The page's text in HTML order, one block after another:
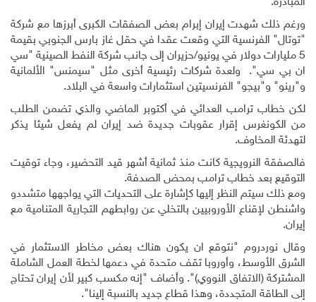
ورغم ذلك شهدت إيران إبرام بعض الصفقات الكبرى أبرزها مع شركة
"توتال" الفرنسية التي وقعت عقدا في حقل غاز بارس الجنوبي بقيمة
5 مليارات دولار في يونيو/حزيران إلى جانب شركة النفط الصينية "سي
ان بي سي". ولعدة شركات رئيسية أخرى مثل "سيمنس" الألمانية
و"رينو" و"بيجو" الفرنسيتين استثمارات واسعة في البلاد.
لكن خطاب ترامب العدائي في أكتوبر الماضي والذي تضمن الطلب
من الكونغرس إقرار عقوبات جديدة ضد إيران لم يفعل شيئا يذكر
لتهدئة المخاوف.
فالصفقة النرويجية كانت منذ ثمانية أشهر قيد التحضير، وجاء توقيت
التوقيع بعد خطاب ترامب بمحض الصدفة.
ومع ذلك سيتم النظر إليها كإشارة على التحديات التي يواجهها متشددو
واشنطن لإقناع الأوروبيين بالتخلي عن روابطهم التجارية المتنامية مع
إيران.
وقال نوردروم "نتوقع ان يكون هناك بعض مخاطر الاستثمار في
الشرق الأوسط، وأوروبا تقف متحدة في دعمها لخطة العمل الشاملة
المشتركة (الاتفاق النووي)". وأضاف "إنه مكسب كبير لأن إيران تحتاج
إلى الطاقة المتجددة، وهذا قطاع جديد بالنسبة إلينا".